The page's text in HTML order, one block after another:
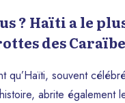
? Haïti a le
des
qu’Haïti, souvent
abrite également